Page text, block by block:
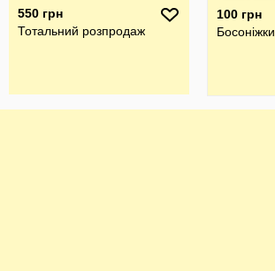
550 грн
Тотальний розпродаж
100 грн
Босоніжки